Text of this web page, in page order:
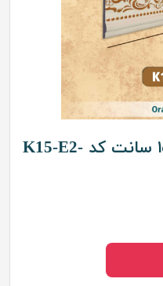
کتیبه پرده پلی استایرن ۱۵ سانت کد K15-E2-